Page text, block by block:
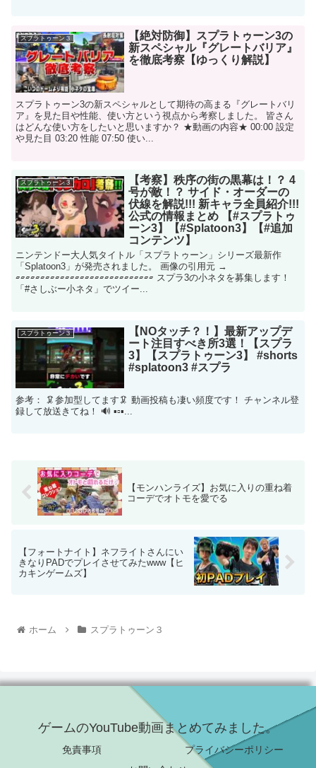
スプラトゥーン３
【絶対防御】スプラトゥーン3の
新スペシャル『グレートバリア』
を徹底考察【ゆっくり解説】
スプラトゥーン3の新スペシャルとして期待の高まる『グレートバリ
ア』を見た目や性能、使い方という視点から考察しました。 皆さん
はどんな使い方をしたいと思いますか？ ★動画の内容★ 00:00 設定
や見た目 03:20 性能 07:50 使い...
スプラトゥーン３
【考察】秩序の街の黒幕は！？ 4
号が敵！？ サイド・オーダーの
伏線を解説!!! 新キャラ全員紹介!!!
公式の情報まとめ 【#スプラトゥ
ーン3】【#Splatoon3】【#追加
コンテンツ】
ニンテンドー大人気タイトル「スプラトゥーン」シリーズ最新作
「Splatoon3」が発売されました。 画像の引用元 →
▱▱▱▱▱▱▱▱▱▱▱▱▱▱▱▱▱▱▱▱▱▱▱▱▱▱▱▱ スプラ3の小ネタを募集します！
「#さしぶー小ネタ」でツイー...
スプラトゥーン３
【NOタッチ？！】最新アップデ
ート注目すべき所3選！【スプラ
3】【スプラトゥーン3】 #shorts
#splatoon3 #スプラ
参考： 🦑参加型してます🦑 動画投稿も凄い頻度です！ チャンネル登
録して放送きてね！ 🔊 ▪️▫️▪️...
【モンハンライズ】お気に入りの重ね着
コーデでオトモを愛でる
【フォートナイト】ネフライトさんにい
きなりPADでプレイさせてみたwww【ヒ
カキンゲームズ】
ホーム スプラトゥーン３
ゲームのYouTube動画まとめてみました。
免責事項
プライバシーポリシー